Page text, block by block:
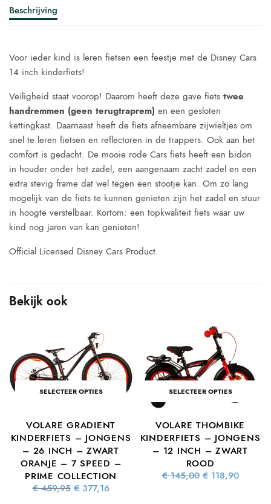
Beschrijving
Voor ieder kind is leren fietsen een feestje met de Disney Cars
14 inch kinderfiets!
Veiligheid staat voorop! Daarom heeft deze gave fietstwee
handremmen (geen terugtraprem) en een gesloten
kettingkast. Daarnaast heeft de fiets afneembare zijwieltjes om
snel te leren fietsen en reflectoren in de trappers. Ook aan het
comfort is gedacht. De mooie rode Cars fiets heeft een bidon
in houder onder het zadel, een aangenaam zacht zadel en een
extra stevig frame dat wel tegen een stootje kan. Om zo lang
mogelijk van de fiets te kunnen genieten zijn het zadel en stuur
in hoogte verstelbaar. Kortom: een topkwaliteit fiets waar uw
kind nog jaren van kan genieten!
Official Licensed Disney Cars Product.
Bekijk ook
SELECTEER OPTIES
VOLARE GRADIENT
KINDERFIETS – JONGENS
– 26 INCH – ZWART
ORANJE – 7 SPEED –
PRIME COLLECTION
€459,95 Oorspronkelijke
prijs was:
€ 377,16
SELECTEER OPTIES
VOLARE THOMBIKE
KINDERFIETS – JONGENS
– 12 INCH – ZWART
ROOD
€145,00 Oorspronkelijke
prijs was:
€ 118,90